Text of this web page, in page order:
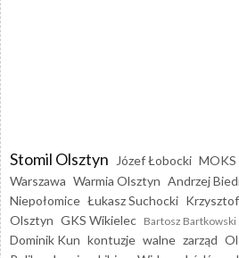
Stomil Olsztyn Józef Łobocki MOKS
Warszawa Warmia Olsztyn Andrzej
Niepołomice Łukasz Suchocki
Olsztyn GKS Wikielec Bartosz Bartkowski
Dominik Kun kontuzje walne zarząd